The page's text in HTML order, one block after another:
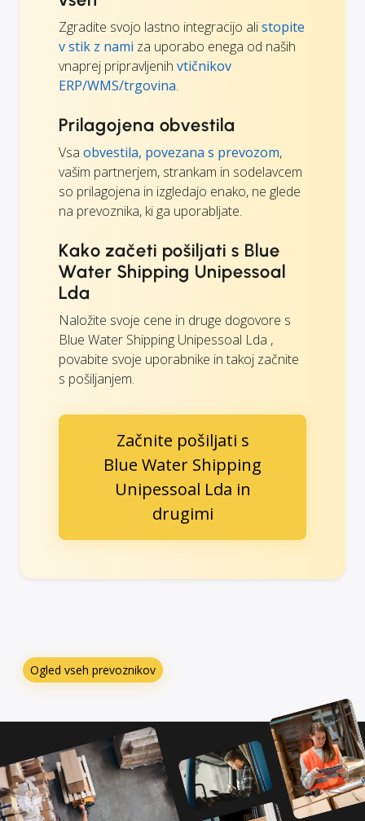
Zgradite svojo lastno integracijo alistopite
v stik z nami za uporabo enega od naših
vnaprej pripravljenih vtičnikov
ERP/WMS/trgovina.
Prilagojena obvestila
Vsa obvestila, povezana s prevozom,
vašim partnerjem, strankam in sodelavcem
so prilagojena in izgledajo enako, ne glede
na prevoznika, ki ga uporabljate.
Kako začeti pošiljati s Blue
Water Shipping Unipessoal
Lda
Naložite svoje cene in druge dogovore s
Blue Water Shipping Unipessoal Lda ,
povabite svoje uporabnike in takoj začnite
s pošiljanjem.
Začnite pošiljati s
Blue Water Shipping
Unipessoal Lda in
drugimi
Ogled vseh prevoznikov